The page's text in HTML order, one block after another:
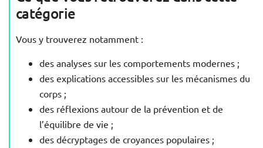
catégorie
Vous y trouverez notamment :
des analyses sur les comportements modernes ;
des explications accessibles sur les mécanismes du
corps ;
des réflexions autour de la prévention et de
l’équilibre de vie ;
des décryptages de croyances populaires ;